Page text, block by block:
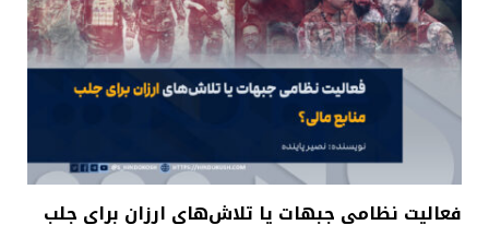
فعالیت نظامی جبهات یا تلاش‌های ارزان برای جلب